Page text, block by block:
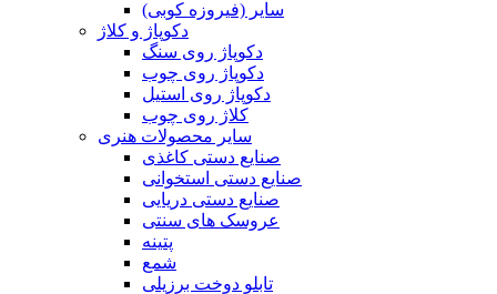
سایر (فیروزه کوبی)
دکوپاژ و کلاژ
دکوپاژ روی سنگ
دکوپاژ روی چوب
دکوپاژ روی استیل
کلاژ روی چوب
سایر محصولات هنری
صنایع دستی کاغذی
صنایع دستی استخوانی
صنایع دستی دریایی
عروسک های سنتی
پتینه
شمع
تابلو دوخت برزیلی